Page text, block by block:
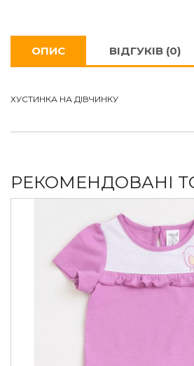
ОПИС ВІДГУКІВ (0)
ХУСТИНКА НА ДІВЧИНКУ
РЕКОМЕНДОВАНІ